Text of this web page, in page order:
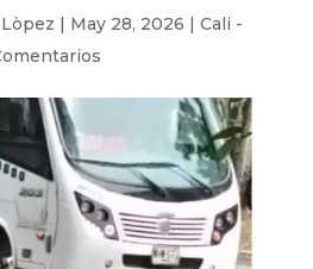
| May 28, 2026 | Cali -